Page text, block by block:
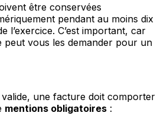
être conservées
pendant au moins dix
l’exercice. C’est important, car
peut vous les demander pour un
une facture doit comporter
mentions obligatoires :